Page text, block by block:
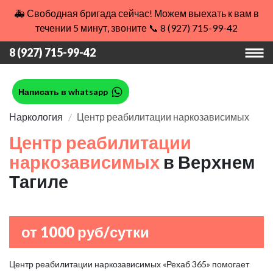
🚑 Свободная бригада сейчас! Можем выехать к вам в
течении 5 минут, звоните 📞 8 (927) 715-99-42
8 (927) 715-99-42
Написать в whatsapp
Наркология Центр реабилитации наркозависимых
Центр реабилитации
наркозависимых в Верхнем
Тагиле
от 1000 руб/сутки
Центр реабилитации наркозависимых «Рехаб 365» помогает